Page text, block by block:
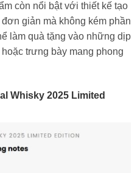
còn nổi bật với thiết kế tạo
giản mà không kém phần
làm quà tặng vào những dịp
trưng bày mang phong
Whisky 2025 Limited